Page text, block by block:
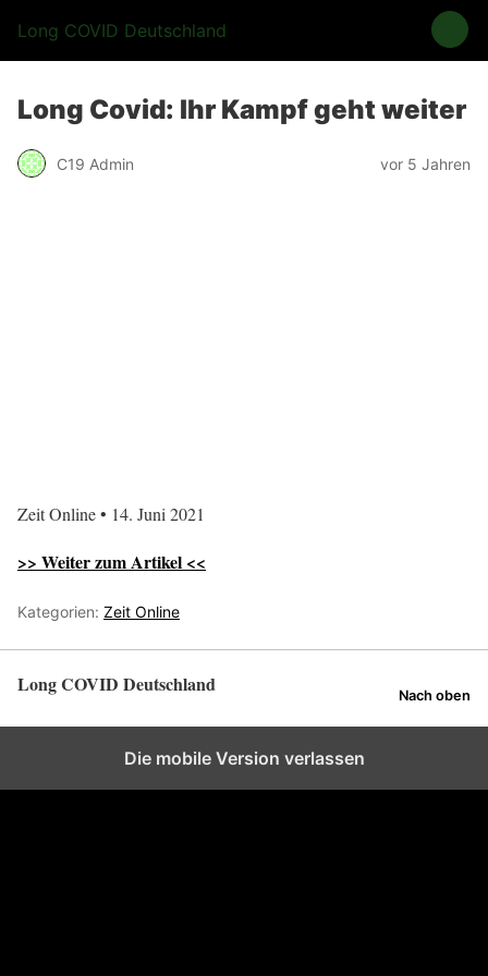
Long COVID Deutschland
Long Covid: Ihr Kampf geht weiter
C19 Admin vor 5 Jahren
Zeit Online • 14. Juni 2021
>> Weiter zum Artikel <<
Kategorien: Zeit Online
Long COVID Deutschland Nach oben
Die mobile Version verlassen